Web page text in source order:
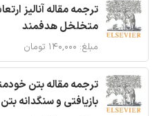
ترجمه مقاله آنالیز
متخلخل هدفمند
مبلغ: ۱۴۰,۰۰۰ تومان
ترجمه مقاله بتن
بازیافتی و سنگدانه بتن